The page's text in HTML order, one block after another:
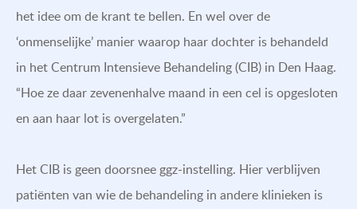
het idee om de krant te bellen. En wel over de
‘onmenselijke’ manier waarop haar dochter is behandeld
in het Centrum Intensieve Behandeling (CIB) in Den Haag.
“Hoe ze daar zevenenhalve maand in een cel is opgesloten
en aan haar lot is overgelaten.”
Het CIB is geen doorsnee ggz-instelling. Hier verblijven
patiënten van wie de behandeling in andere klinieken is